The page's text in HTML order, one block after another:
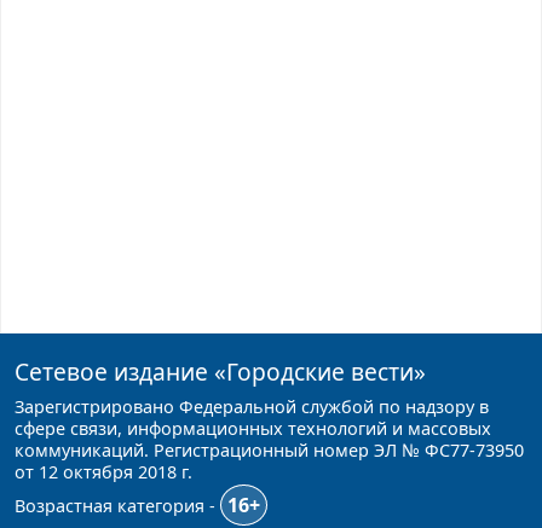
Сетевое издание «Городские вести»
Зарегистрировано Федеральной службой по надзору в
сфере связи, информационных технологий и массовых
коммуникаций. Регистрационный номер ЭЛ № ФС77-73950
от 12 октября 2018 г.
Возрастная категория -
16+